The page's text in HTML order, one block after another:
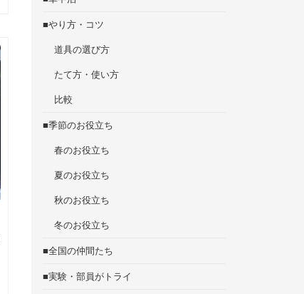
■やり方・コツ
道具の選び方
たて方・使い方
比較
■季節のお役立ち
春のお役立ち
夏のお役立ち
秋のお役立ち
冬のお役立ち
■全国の仲間たち
■実験・部員がトライ